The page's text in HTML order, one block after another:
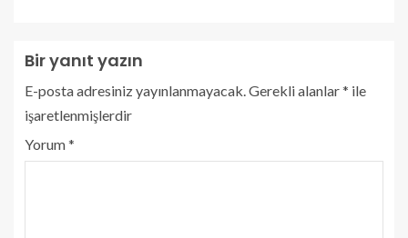
Bir yanıt yazın
E-posta adresiniz yayınlanmayacak. Gerekli alanlar* ile
işaretlenmişlerdir
Yorum*